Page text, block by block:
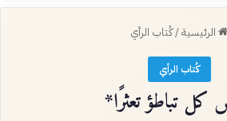
الرئيسية/كُتاب الرأي
كُتاب الرأي
كل تباطؤ تعثرًا*